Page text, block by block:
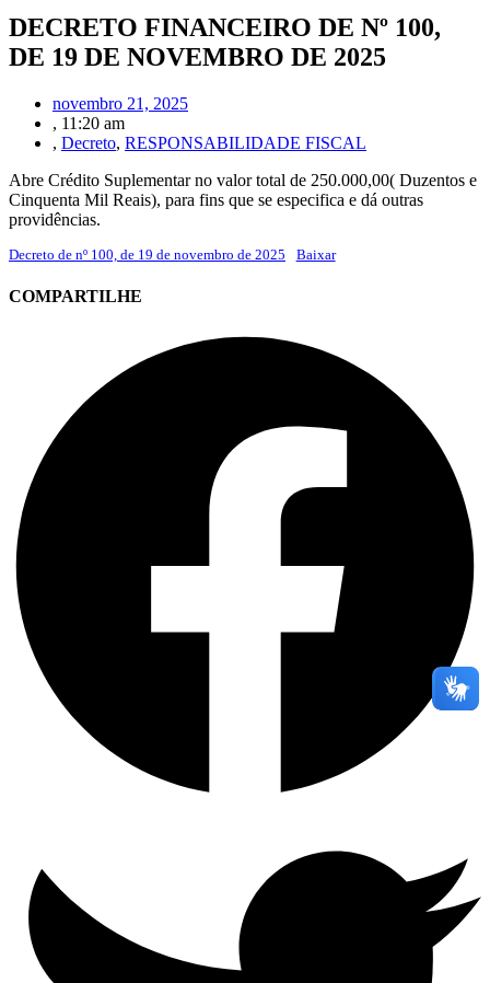
DECRETO FINANCEIRO DE Nº 100,
DE 19 DE NOVEMBRO DE 2025
novembro 21, 2025
, 11:20 am
, Decreto, RESPONSABILIDADE FISCAL
Abre Crédito Suplementar no valor total de 250.000,00( Duzentos e
Cinquenta Mil Reais), para fins que se especifica e dá outras
providências.
Decreto de nº 100, de 19 de novembro de 2025 Baixar
COMPARTILHE